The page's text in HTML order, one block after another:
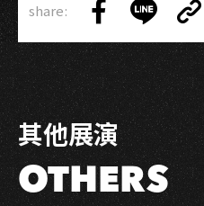
share:
on
Facebook
on
LINE
Link
Copy
Link
其他展演
OTHERS